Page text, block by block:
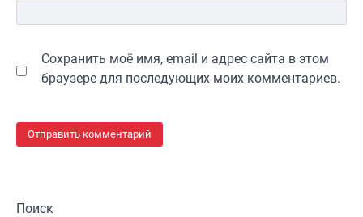
Сохранить моё имя, email и адрес сайта в этом
браузере для последующих моих комментариев.
Поиск